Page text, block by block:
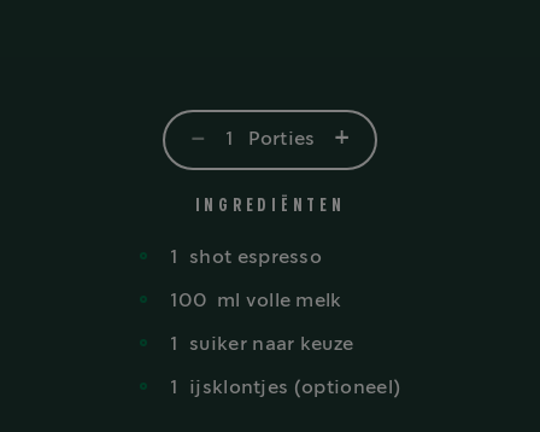
- 1 Porties +
INGREDIËNTEN
1 shot espresso
100 ml volle melk
1 suiker naar keuze
1 ijsklontjes (optioneel)